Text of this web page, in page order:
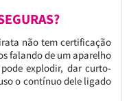
não tem certificação
falando de um aparelho
explodir, dar curto-
o contínuo dele ligado